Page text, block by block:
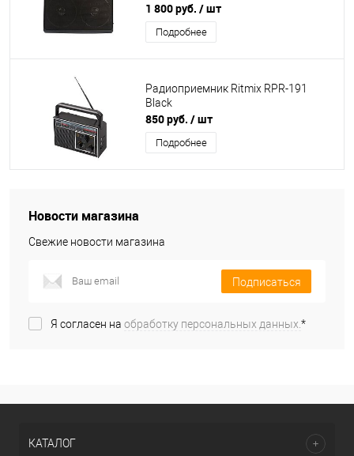
1 800 руб. / шт
Подробнее
Радиоприемник Ritmix RPR-191
Black
850 руб. / шт
Подробнее
Новости магазина
Свежие новости магазина
Подписаться
Я согласен на обработку персональных данных.*
КАТАЛОГ